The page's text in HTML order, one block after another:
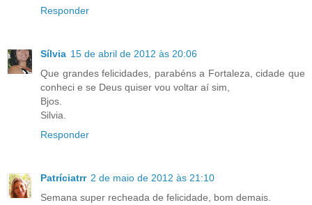
Responder
Sílvia 15 de abril de 2012 às 20:06
Que grandes felicidades, parabéns a Fortaleza, cidade que
conheci e se Deus quiser vou voltar aí sim,
Bjos.
Silvia.
Responder
Patríciatrr 2 de maio de 2012 às 21:10
Semana super recheada de felicidade, bom demais.